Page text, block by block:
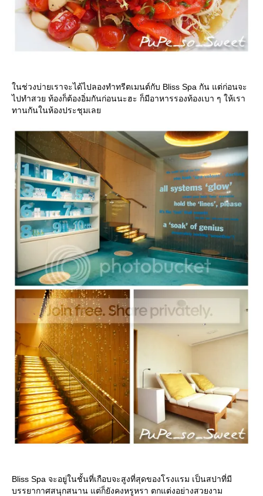
นช่วงบ่ายเราจะได้ไปลองทำทรีตเมนต์กับ Bliss Spa กัน แต่ก่อนจะ
ไปทำสวย ท้องก็ต้องอิ่มกันก่อนนะฮะ ก็มีอาหารรองท้องเบา ๆ ให้เรา
ทานกันในห้องประชุมเล
Bliss Spa จะอยู่ในชั้นที่เกือบจะสูงที่สุดของโรงแรม เป็นสปาที่มี
บรรยากาศสนุกสนาน แต่ก็ยังคงหรูหรา ตกแต่งอย่างสวยงาม